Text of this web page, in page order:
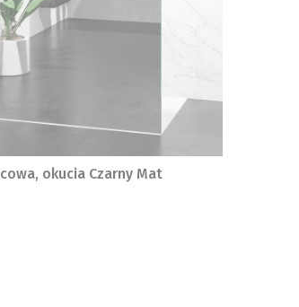
okucia Czarny Mat